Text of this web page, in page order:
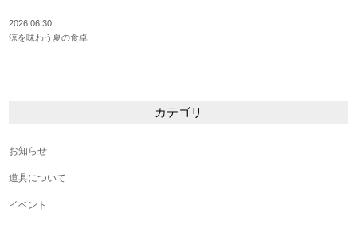
2026.06.30
涼を味わう夏の食卓
カテゴリ
お知らせ
道具について
イベント